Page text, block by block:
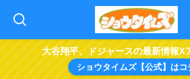
大谷翔平、ドジャースの最新情報X
ショウタイムズ【公式】はコ